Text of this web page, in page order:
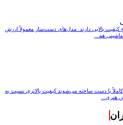
بالایی دارند. مدل‌های دست‌ساز معمولاً ارزش
هم...
با دست ساخته می‌شوند کیفیت بالاتری نسبت به
هنری...